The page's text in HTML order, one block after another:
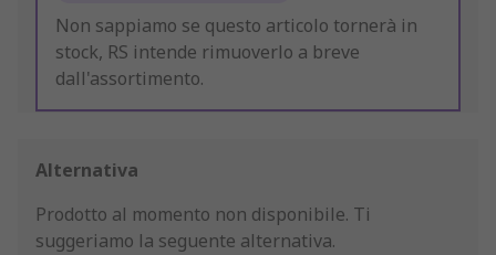
Non sappiamo se questo articolo tornerà in
stock, RS intende rimuoverlo a breve
dall'assortimento.
Alternativa
Prodotto al momento non disponibile. Ti
suggeriamo la seguente alternativa.